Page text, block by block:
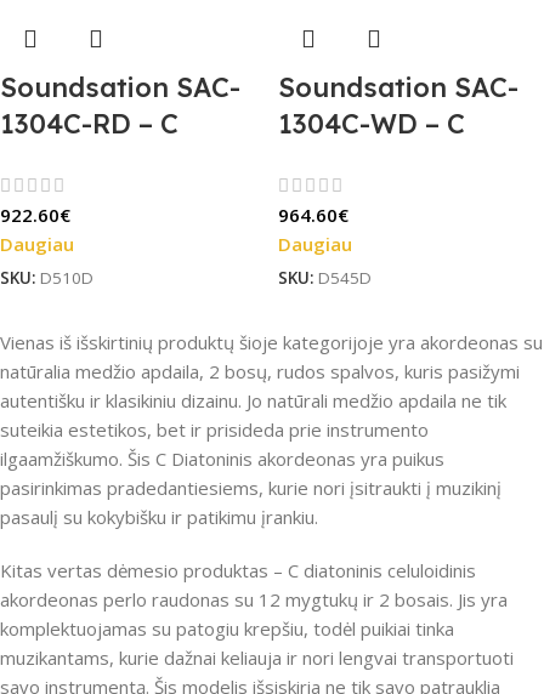
Soundsation SAC-
1304C-RD – C
akordeonas perlo
raudonas
922.60€
Daugiau
SKU: D510D
Soundsation SAC-
1304C-WD – C
akordeonas
natūrali mediena
964.60€
Daugiau
SKU: D545D
Vienas iš išskirtinių produktų šioje kategorijoje yra akordeonas su
natūralia medžio apdaila, 2 bosų, rudos spalvos, kuris pasižymi
autentišku ir klasikiniu dizainu. Jo natūrali medžio apdaila ne tik
suteikia estetikos, bet ir prisideda prie instrumento
ilgaamžiškumo. Šis C Diatoninis akordeonas yra puikus
pasirinkimas pradedantiesiems, kurie nori įsitraukti į muzikinį
pasaulį su kokybišku ir patikimu įrankiu.
Kitas vertas dėmesio produktas – C diatoninis celuloidinis
akordeonas perlo raudonas su 12 mygtukų ir 2 bosais. Jis yra
komplektuojamas su patogiu krepšiu, todėl puikiai tinka
muzikantams, kurie dažnai keliauja ir nori lengvai transportuoti
savo instrumentą. Šis modelis išsiskiria ne tik savo patrauklia